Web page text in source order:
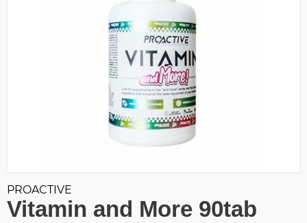
PROACTIVE
Vitamin and More 90tab